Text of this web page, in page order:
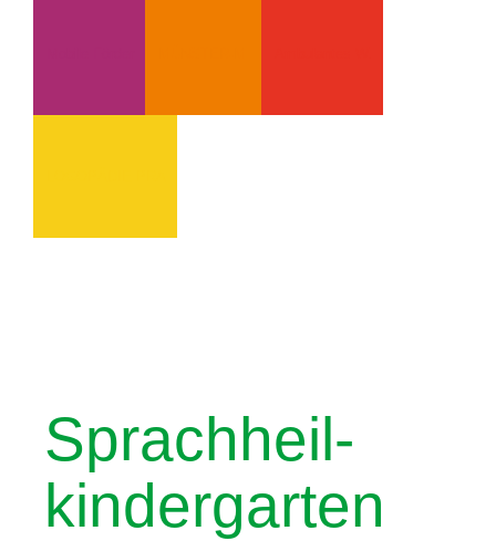
Sprachheil­
kindergarten